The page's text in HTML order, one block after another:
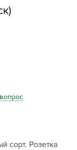
сорт. Розетка